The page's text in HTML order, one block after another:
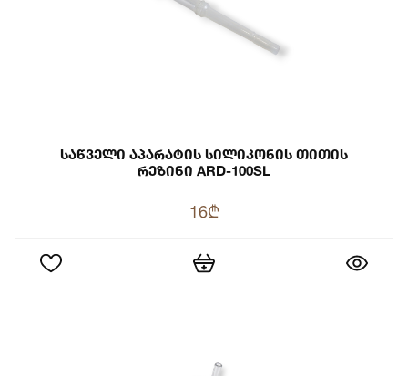
Საწველი Აპარატის Სილიკონის Თითის
Რეზინი ARD-100SL
16₾